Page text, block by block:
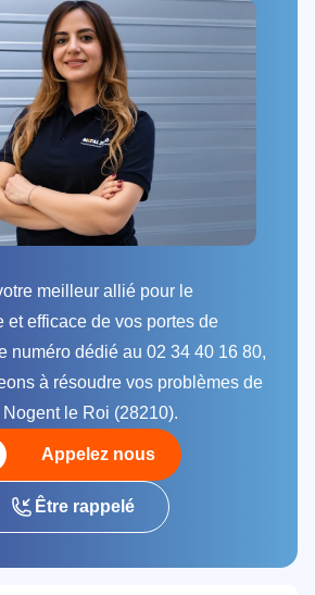
meilleur allié pour le
et efficace de vos portes de
numéro dédié au 02 34 40 16 80,
à résoudre vos problèmes de
le Roi (28210).
Appelez nous
Être rappelé